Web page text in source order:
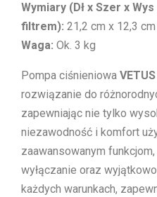
Wymiary (Dł x Szer x
filtrem): 21,2 cm x 12,3
Waga: Ok. 3 kg
Pompa ciśnieniowa
rozwiązanie do
zapewniając nie tylko
niezawodność i komfort
zaawansowanym
wyłączanie oraz
każdych warunkach,